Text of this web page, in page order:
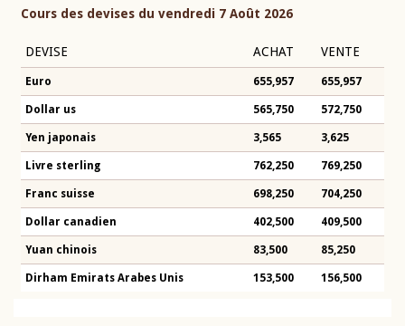
Cours des devises du vendredi 7 Août 2026
DEVISE ACHAT VENTE
Euro 655,957 655,957
Dollar us 565,750 572,750
Yen japonais 3,565 3,625
Livre sterling 762,250 769,250
Franc suisse 698,250 704,250
Dollar canadien 402,500 409,500
Yuan chinois 83,500 85,250
Dirham Emirats Arabes Unis 153,500 156,500